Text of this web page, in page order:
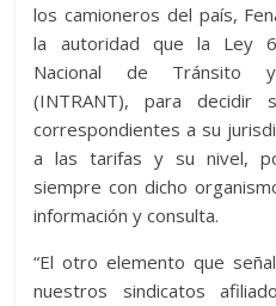
los camioneros del país,
la autoridad que la Ley
Nacional de Tránsito
(INTRANT), para
correspondientes a su
a las tarifas y su nivel,
siempre con dicho
información y consulta.
“El otro elemento que
nuestros sindicatos